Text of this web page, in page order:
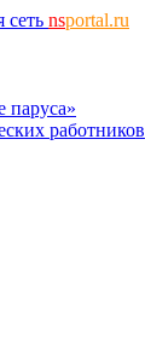
сеть nsportal.ru
паруса»
работников